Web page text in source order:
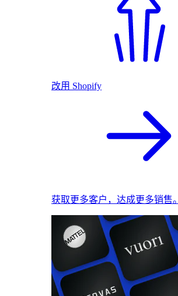
改用 Shopify
获取更多客户，达成更多销售。